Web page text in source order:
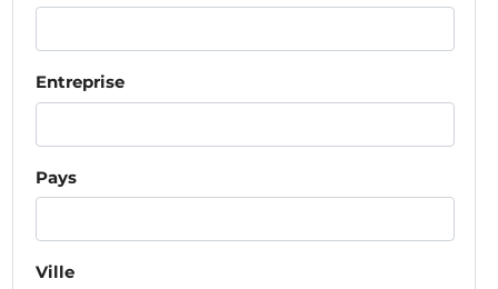
Entreprise
Pays
Ville